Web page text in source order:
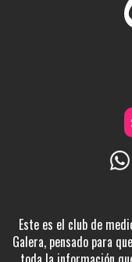
Este es el club de
Galera, pensado para